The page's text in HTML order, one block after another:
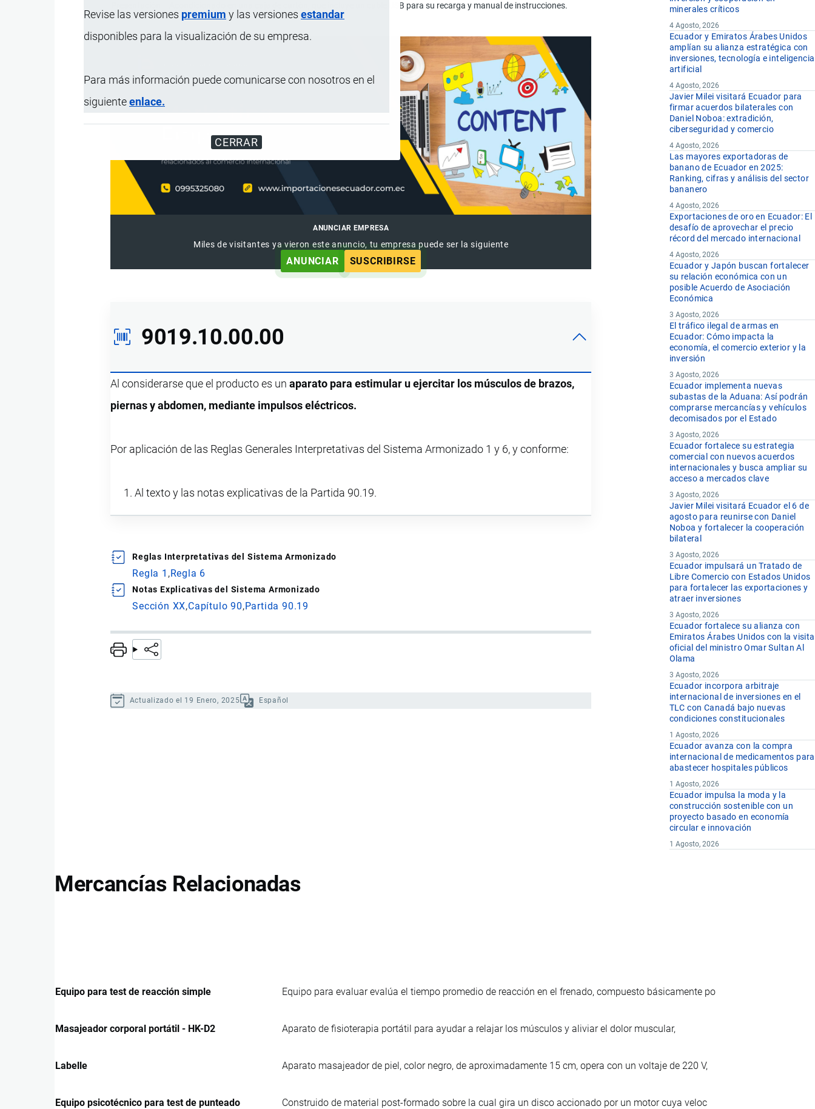
Revise las versiones premium y las versiones estandar
disponibles para la visualización de su empresa.
Para más información puede comunicarse con nosotros en el
siguienteenlace.
CERRAR
Acondicionado en una caja de cartón, que incluye un cable USB para su recarga y manual de instrucciones.
ANUNCIAR EMPRESA
Miles de visitantes ya vieron este anuncio, tu empresa puede ser la siguiente
ANUNCIAR SUSCRIBIRSE
9019.10.00.00
Al considerarse que el producto es unaparato para estimular u ejercitar los músculos de brazos,
piernas y abdomen, mediante impulsos eléctricos.
Por aplicación de las Reglas Generales Interpretativas del Sistema Armonizado 1 y 6, y conforme:
Al texto y las notas explicativas de la Partida 90.19.
Reglas Interpretativas del Sistema Armonizado
Regla 1 Regla 6
Notas Explicativas del Sistema Armonizado
Sección XX Capítulo 90 Partida 90.19
Actualizado el 19 Enero, 2025 Español
minerales críticos
4 Agosto, 2026
Ecuador y Emiratos Árabes Unidos
amplían su alianza estratégica con
inversiones, tecnología e inteligencia
artificial
4 Agosto, 2026
Javier Milei visitará Ecuador para
firmar acuerdos bilaterales con
Daniel Noboa: extradición,
ciberseguridad y comercio
4 Agosto, 2026
Las mayores exportadoras de
banano de Ecuador en 2025:
Ranking, cifras y análisis del sector
bananero
4 Agosto, 2026
Exportaciones de oro en Ecuador: El
desafío de aprovechar el precio
récord del mercado internacional
4 Agosto, 2026
Ecuador y Japón buscan fortalecer
su relación económica con un
posible Acuerdo de Asociación
Económica
3 Agosto, 2026
El tráfico ilegal de armas en
Ecuador: Cómo impacta la
economía, el comercio exterior y la
inversión
3 Agosto, 2026
Ecuador implementa nuevas
subastas de la Aduana: Así podrán
comprarse mercancías y vehículos
decomisados por el Estado
3 Agosto, 2026
Ecuador fortalece su estrategia
comercial con nuevos acuerdos
internacionales y busca ampliar su
acceso a mercados clave
3 Agosto, 2026
Javier Milei visitará Ecuador el 6 de
agosto para reunirse con Daniel
Noboa y fortalecer la cooperación
bilateral
3 Agosto, 2026
Ecuador impulsará un Tratado de
Libre Comercio con Estados Unidos
para fortalecer las exportaciones y
atraer inversiones
3 Agosto, 2026
Ecuador fortalece su alianza con
Emiratos Árabes Unidos con la visita
oficial del ministro Omar Sultan Al
Olama
3 Agosto, 2026
Ecuador incorpora arbitraje
internacional de inversiones en el
TLC con Canadá bajo nuevas
condiciones constitucionales
1 Agosto, 2026
Ecuador avanza con la compra
internacional de medicamentos para
abastecer hospitales públicos
1 Agosto, 2026
Ecuador impulsa la moda y la
construcción sostenible con un
proyecto basado en economía
circular e innovación
1 Agosto, 2026
Mercancías Relacionadas
Equipo para test de reacción simple Equipo para evaluar evalúa el tiempo promedio de reacción en el frenado, compuesto básicamente po
Masajeador corporal portátil - HK-D2 Aparato de fisioterapia portátil para ayudar a relajar los músculos y aliviar el dolor muscular,
Labelle Aparato masajeador de piel, color negro, de aproximadamente 15 cm, opera con un voltaje de 220 V,
Equipo psicotécnico para test de punteado Construido de material post-formado sobre la cual gira un disco accionado por un motor cuya veloc